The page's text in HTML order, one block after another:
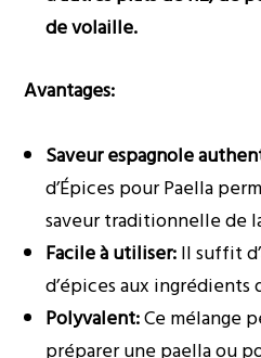
de volaille.
Avantages:
Saveur espagnole
d’Épices pour Paella
saveur traditionnelle de
Facile à utiliser:Il suffit
d’épices aux
Polyvalent:Ce mélange
préparer une paella ou